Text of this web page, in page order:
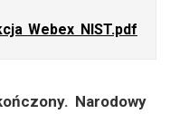
Webex NIST.pdf
Narodowy